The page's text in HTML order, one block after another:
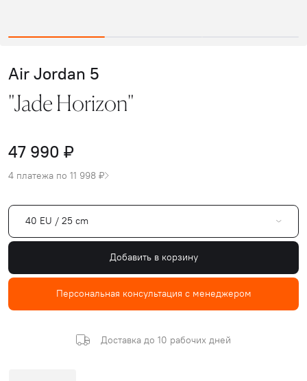
Air Jordan 5
"Jade Horizon"
47 990 ₽
4 платежа по 11 998 ₽
40 EU / 25 cm
Добавить в корзину
Персональная консультация с менеджером
Доставка до 10 рабочих дней